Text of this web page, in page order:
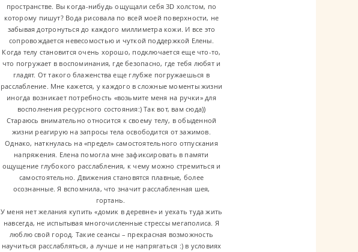
пространстве. Вы когда-нибудь ощущали себя 3D холстом, по
которому пишут? Вода рисовала по всей моей поверхности, не
забывая дотронуться до каждого миллиметра кожи. И все это
сопровождается невесомостью и чуткой поддержкой Елены.
Когда телу становится очень хорошо, подключается еще что-то,
что погружает в воспоминания, где безопасно, где тебя любят и
гладят. От такого блаженства еще глубже погружаешься в
расслабление. Мне кажется, у каждого в сложные моменты жизни
иногда возникает потребность «возьмите меня на ручки» для
восполнения ресурсного состояния:) Так вот, вам сюда))
Стараюсь внимательно относится к своему телу, в обыденной
жизни реагирую на запросы тела освободится от зажимов.
Однако, наткнулась на «предел» самостоятельного отпускания
напряжения. Елена помогла мне зафиксировать в памяти
ощущение глубокого расслабления, к чему можно стремиться и
самостоятельно. Движения становятся плавные, более
осознанные. Я вспомнила, что значит расслабленная шея,
гортань.
У меня нет желания купить «домик в деревне» и уехать туда жить
навсегда, не испытывая многочисленные стрессы мегаполиса. Я
люблю свой город. Такие сеансы – прекрасная возможность
научиться расслабляться, а лучше и не напрягаться :) в условиях